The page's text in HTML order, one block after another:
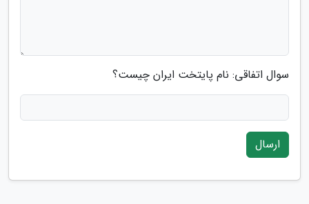
سوال اتفاقی: نام پایتخت ایران چیست؟
ارسال